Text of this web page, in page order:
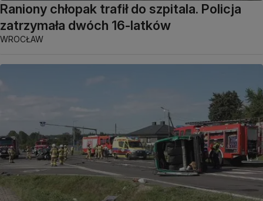
Raniony chłopak trafił do szpitala. Policja
zatrzymała dwóch 16-latków
WROCŁAW